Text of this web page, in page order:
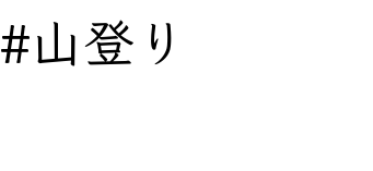
#山登り